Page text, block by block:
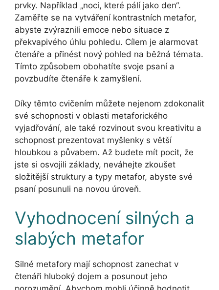
prvky. Například „noci, které pálí jako den“.
Zaměřte se na vytváření kontrastních metafor,
abyste zvýraznili emoce nebo situace z
překvapivého úhlu pohledu. Cílem je alarmovat
čtenáře a přinést nový pohled na běžná témata.
Tímto způsobem obohatíte svoje psaní a
povzbudíte čtenáře k zamyšlení.
Díky těmto cvičením můžete nejenom zdokonalit
své schopnosti v oblasti metaforického
vyjadřování, ale také rozvinout svou kreativitu a
schopnost prezentovat myšlenky s větší
hloubkou a půvabem. Až budete mít pocit, že
jste si osvojili základy, neváhejte zkoušet
složitější struktury a typy metafor, abyste své
psaní posunuli na novou úroveň.
Vyhodnocení silných a
slabých metafor
Silné metafory mají schopnost zanechat v
čtenáři hluboký dojem a posunout jeho